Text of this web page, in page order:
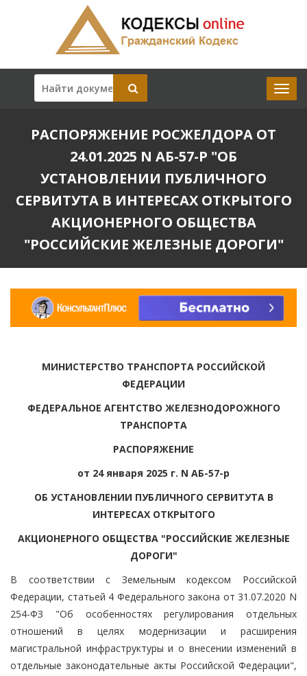
РАСПОРЯЖЕНИЕ РОСЖЕЛДОРА ОТ
24.01.2025 N АБ-57-Р "ОБ
УСТАНОВЛЕНИИ ПУБЛИЧНОГО
СЕРВИТУТА В ИНТЕРЕСАХ ОТКРЫТОГО
АКЦИОНЕРНОГО ОБЩЕСТВА
"РОССИЙСКИЕ ЖЕЛЕЗНЫЕ ДОРОГИ"
МИНИСТЕРСТВО ТРАНСПОРТА РОССИЙСКОЙ
ФЕДЕРАЦИИ
ФЕДЕРАЛЬНОЕ АГЕНТСТВО ЖЕЛЕЗНОДОРОЖНОГО
ТРАНСПОРТА
РАСПОРЯЖЕНИЕ
от 24 января 2025 г. N АБ-57-р
ОБ УСТАНОВЛЕНИИ ПУБЛИЧНОГО СЕРВИТУТА В
ИНТЕРЕСАХ ОТКРЫТОГО
АКЦИОНЕРНОГО ОБЩЕСТВА "РОССИЙСКИЕ ЖЕЛЕЗНЫЕ
ДОРОГИ"
В соответствии с Земельным кодексом Российской
Федерации, статьей 4 Федерального закона от 31.07.2020 N
254-ФЗ "Об особенностях регулирования отдельных
отношений в целях модернизации и расширения
магистральной инфраструктуры и о внесении изменений в
отдельные законодательные акты Российской Федерации",